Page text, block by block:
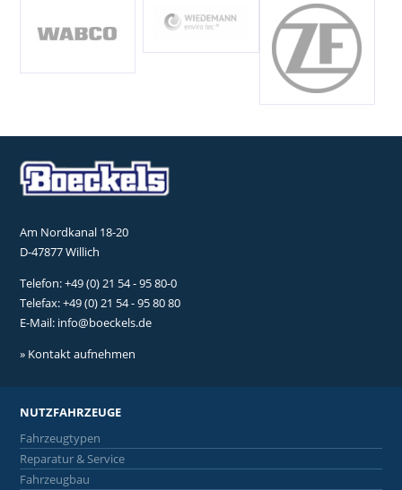
Am Nordkanal 18-20
D-47877 Willich
Telefon:+49 (0) 21 54 - 95 80-0
Telefax: +49 (0) 21 54 - 95 80 80
E-Mail: info@boeckels.de
» Kontakt aufnehmen
NUTZFAHRZEUGE
Fahrzeugtypen
Reparatur & Service
Fahrzeugbau